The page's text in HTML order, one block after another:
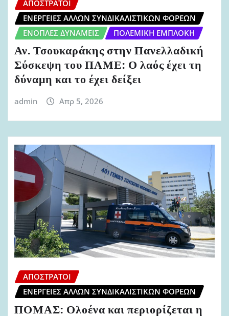
ΑΠΌΣΤΡΑΤΟΙ
ΕΝΈΡΓΕΙΕΣ ΆΛΛΩΝ ΣΥΝΔΙΚΑΛΙΣΤΙΚΏΝ ΦΟΡΈΩΝ
ΈΝΟΠΛΕΣ ΔΥΝΆΜΕΙΣ
ΠΟΛΕΜΙΚΉ ΕΜΠΛΟΚΉ
Αν. Τσουκαράκης στην Πανελλαδική
Σύσκεψη του ΠΑΜΕ: Ο λαός έχει τη
δύναμη και το έχει δείξει
admin Απρ 5, 2026
ΑΠΌΣΤΡΑΤΟΙ
ΕΝΈΡΓΕΙΕΣ ΆΛΛΩΝ ΣΥΝΔΙΚΑΛΙΣΤΙΚΏΝ ΦΟΡΈΩΝ
ΠΟΜΑΣ: Ολοένα και περιορίζεται η